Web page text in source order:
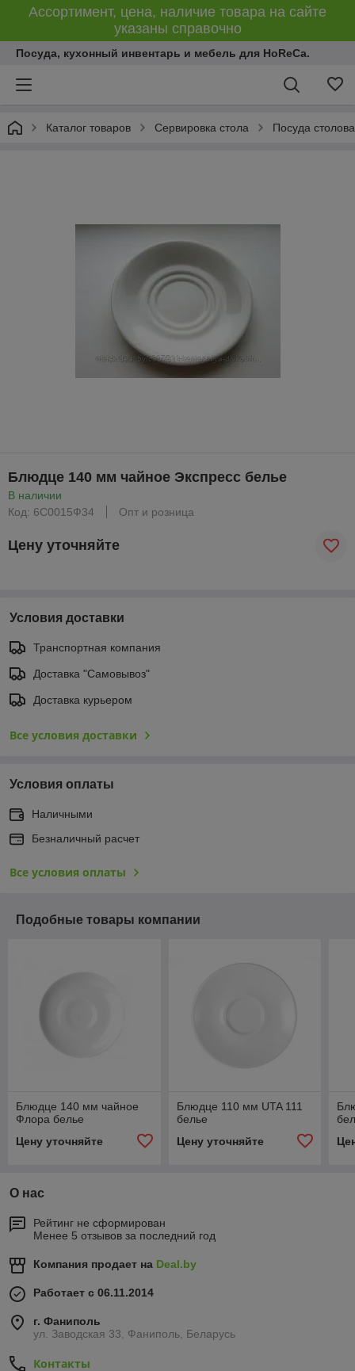
Ассортимент, цена, наличие товара на сайте
указаны справочно
Посуда, кухонный инвентарь и мебель для HoReCa.
Каталог товаров Сервировка стола Посуда
Блюдце 140 мм чайное Экспресс белье
В наличии
Код: 6С0015Ф34
Опт и розница
Цену уточняйте
Условия доставки
Транспортная компания
Доставка "Самовывоз"
Доставка курьером
Все условия доставки
Условия оплаты
Наличными
Безналичный расчет
Все условия оплаты
Подобные товары компании
Блюдце 140 мм чайное
Флора белье
Цену уточняйте
Блюдце 110 мм UTA 111
белье
Цену уточняйте
О нас
Рейтинг не сформирован
Менее 5 отзывов за последний год
Компания продает на Deal.by
Работает с 06.11.2014
г. Фаниполь
ул. Заводская 33, Фаниполь, Беларусь
Контакты